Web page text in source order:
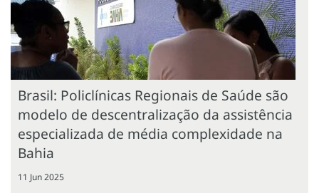
Brasil: Policlínicas Regionais de Saúde são
modelo de descentralização da assistência
especializada de média complexidade na
Bahia
11 Jun 2025